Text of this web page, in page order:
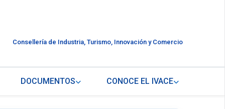
Consellería de Industria, Turismo, Innovación y Comercio
DOCUMENTOS CONOCE EL IVACE